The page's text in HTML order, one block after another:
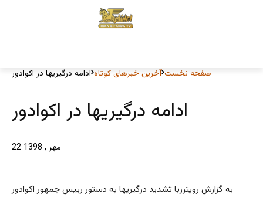
صفحه نخست آخرین خبرهای کوتاه ادامه درگیریها در اکوادور
ادامه درگیریها در اکوادور
22 مهر , 1398
به گزارش رویترزبا تشدید درگیریها به دستور رییس جمهور اکوادور